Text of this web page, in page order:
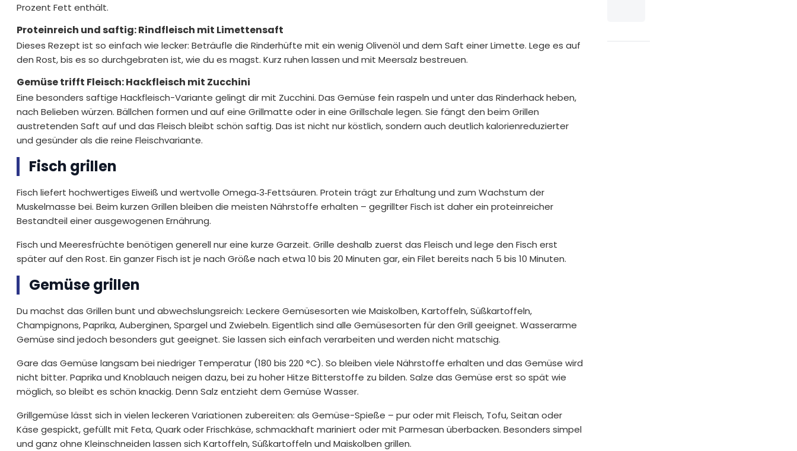
Prozent Fett enthält.
Proteinreich und saftig: Rindfleisch mit Limettensaft
Dieses Rezept ist so einfach wie lecker: Beträufle die Rinderhüfte mit ein wenig Olivenöl und dem Saft einer Limette. Lege es auf
den Rost, bis es so durchgebraten ist, wie du es magst. Kurz ruhen lassen und mit Meersalz bestreuen.
Gemüse trifft Fleisch: Hackfleisch mit Zucchini
Eine besonders saftige Hackfleisch-Variante gelingt dir mit Zucchini. Das Gemüse fein raspeln und unter das Rinderhack heben,
nach Belieben würzen. Bällchen formen und auf eine Grillmatte oder in eine Grillschale legen. Sie fängt den beim Grillen
austretenden Saft auf und das Fleisch bleibt schön saftig. Das ist nicht nur köstlich, sondern auch deutlich kalorienreduzierter
und gesünder als die reine Fleischvariante.
Fisch grillen
Fisch liefert hochwertiges Eiweiß und wertvolle Omega‑3‑Fettsäuren. Protein trägt zur Erhaltung und zum Wachstum der
Muskelmasse bei. Beim kurzen Grillen bleiben die meisten Nährstoffe erhalten – gegrillter Fisch ist daher ein proteinreicher
Bestandteil einer ausgewogenen Ernährung.
Fisch und Meeresfrüchte benötigen generell nur eine kurze Garzeit. Grille deshalb zuerst das Fleisch und lege den Fisch erst
später auf den Rost. Ein ganzer Fisch ist je nach Größe nach etwa 10 bis 20 Minuten gar, ein Filet bereits nach 5 bis 10 Minuten.
Gemüse grillen
Du machst das Grillen bunt und abwechslungsreich: Leckere Gemüsesorten wie Maiskolben, Kartoffeln, Süßkartoffeln,
Champignons, Paprika, Auberginen, Spargel und Zwiebeln. Eigentlich sind alle Gemüsesorten für den Grill geeignet. Wasserarme
Gemüse sind jedoch besonders gut geeignet. Sie lassen sich einfach verarbeiten und werden nicht matschig.
Gare das Gemüse langsam bei niedriger Temperatur (180 bis 220 °C). So bleiben viele Nährstoffe erhalten und das Gemüse wird
nicht bitter. Paprika und Knoblauch neigen dazu, bei zu hoher Hitze Bitterstoffe zu bilden. Salze das Gemüse erst so spät wie
möglich, so bleibt es schön knackig. Denn Salz entzieht dem Gemüse Wasser.
Grillgemüse lässt sich in vielen leckeren Variationen zubereiten: als Gemüse-Spieße – pur oder mit Fleisch, Tofu, Seitan oder
Käse gespickt, gefüllt mit Feta, Quark oder Frischkäse, schmackhaft mariniert oder mit Parmesan überbacken. Besonders simpel
und ganz ohne Kleinschneiden lassen sich Kartoffeln, Süßkartoffeln und Maiskolben grillen.